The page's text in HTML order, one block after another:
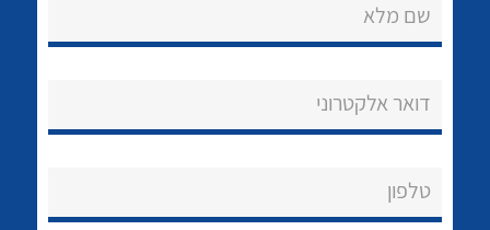
לכל מוצרי היצרן
שם מלא
דואר אלקטרוני
טלפון